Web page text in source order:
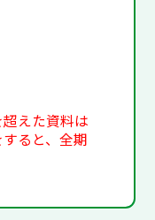
えた資料は
すると、全期